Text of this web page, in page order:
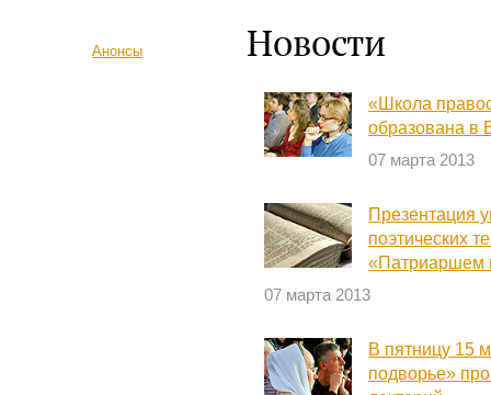
Анонсы Новости
«Школа
образована в
07 марта 2013
Презентация
поэтических
«Патриаршем
07 марта 2013
В пятницу 15
подворье»